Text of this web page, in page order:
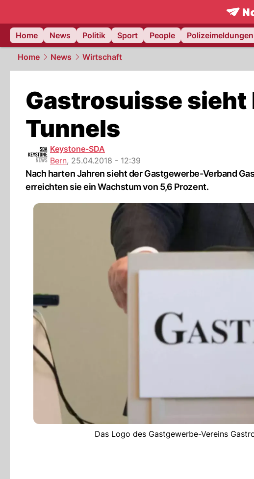
Home
News Politik Sport People Polizeimeldungen
Home News Wirtschaft
Gastrosuisse sieht
Tunnels
Keystone-SDA
Bern, 25.04.2018 - 12:39
Nach harten Jahren sieht der Gastgewerbe-Verband
erreichten sie ein Wachstum von 5,6 Prozent.
Das Logo des Gastgewerbe-Vereins